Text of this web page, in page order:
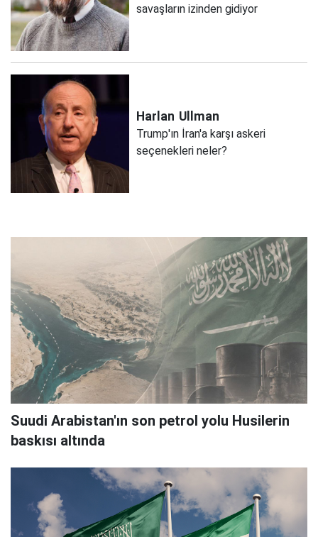
savaşların izinden gidiyor
Harlan Ullman
Trump'ın İran'a karşı askeri
seçenekleri neler?
Suudi Arabistan'ın son petrol yolu Husilerin
baskısı altında